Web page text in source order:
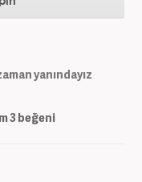
yanındayız
3beğeni